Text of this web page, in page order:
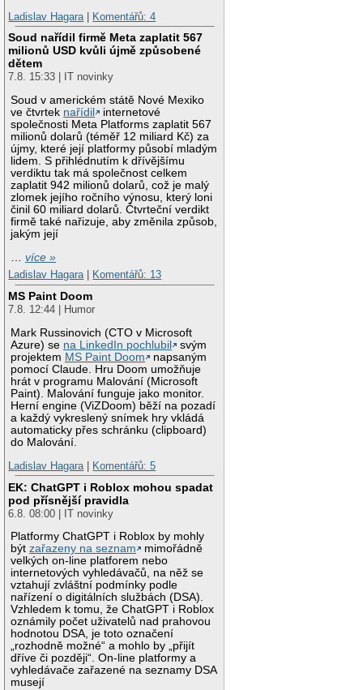
Ladislav Hagara
Komentářů: 4
Soud nařídil firmě Meta zaplatit 567
milionů USD kvůli újmě způsobené
dětem
7.8. 15:33 | IT novinky
Soud v americkém státě Nové Mexiko
ve čtvrtek nařídil
internetové
společnosti Meta Platforms zaplatit 567
milionů dolarů (téměř 12 miliard Kč) za
újmy, které její platformy působí mladým
lidem. S přihlédnutím k dřívějšímu
verdiktu tak má společnost celkem
zaplatit 942 milionů dolarů, což je malý
zlomek jejího ročního výnosu, který loni
činil 60 miliard dolarů. Čtvrteční verdikt
firmě také nařizuje, aby změnila způsob,
jakým její
…více »
Ladislav Hagara| Komentářů: 13
MS Paint Doom
7.8. 12:44 | Humor
Mark Russinovich (CTO v Microsoft
Azure) se na LinkedIn pochlubil
svým
projektem MS Paint Doom
napsaným
pomocí Claude. Hru Doom umožňuje
hrát v programu Malování (Microsoft
Paint). Malování funguje jako monitor.
Herní engine (ViZDoom) běží na pozadí
a každý vykreslený snímek hry vkládá
automaticky přes schránku (clipboard)
do Malování.
Ladislav Hagara| Komentářů: 5
EK: ChatGPT i Roblox mohou spadat
pod přísnější pravidla
6.8. 08:00 | IT novinky
Platformy ChatGPT i Roblox by mohly
býtzařazeny na seznam
mimořádně
velkých on-line platforem nebo
internetových vyhledávačů, na něž se
vztahují zvláštní podmínky podle
nařízení o digitálních službách (DSA).
Vzhledem k tomu, že ChatGPT i Roblox
oznámily počet uživatelů nad prahovou
hodnotou DSA, je toto označení
„rozhodně možné“ a mohlo by „přijít
dříve či později“. On-line platformy a
vyhledávače zařazené na seznamy DSA
musejí